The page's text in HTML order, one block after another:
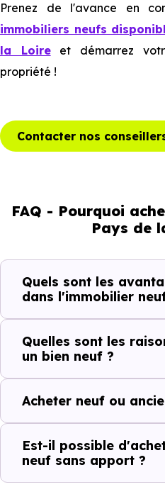
Prenez de l'avance en
immobiliers neufs
la Loireet démarrez
propriété !
Contacter nos
FAQ - Pourquoi
Pays de
Quels sont les
dans l'immobilier
Quelles sont les
un bien neuf ?
Acheter neuf ou
Est-il possible
neuf sans apport ?